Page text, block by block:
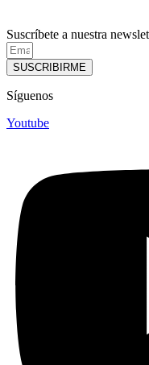
Suscríbete a nuestra
SUSCRIBIRME
Síguenos
Youtube